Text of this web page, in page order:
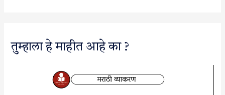
तुम्हाला हे माहीत आहे का ?